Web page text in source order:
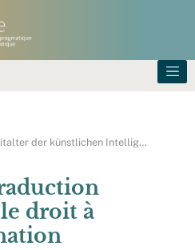
der künstlichen Intellig…
droit à